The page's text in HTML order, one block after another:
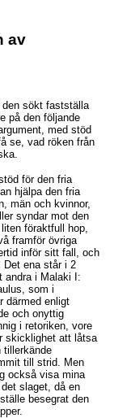
av
den sökt fastställa
på den följande
med stöd
se, vad röken från
för den fria
hjälpa den fria
män och kvinnor,
syndar mot den
föraktfull hop,
framför övriga
inför sitt fall, och
Det ena står i 2
andra i Malaki I:
som i
därmed enligt
och onyttig
i retoriken, vore
skicklighet att låtsa
tillerkände
till strid. Men
också visa mina
slaget, då en
besegrat den